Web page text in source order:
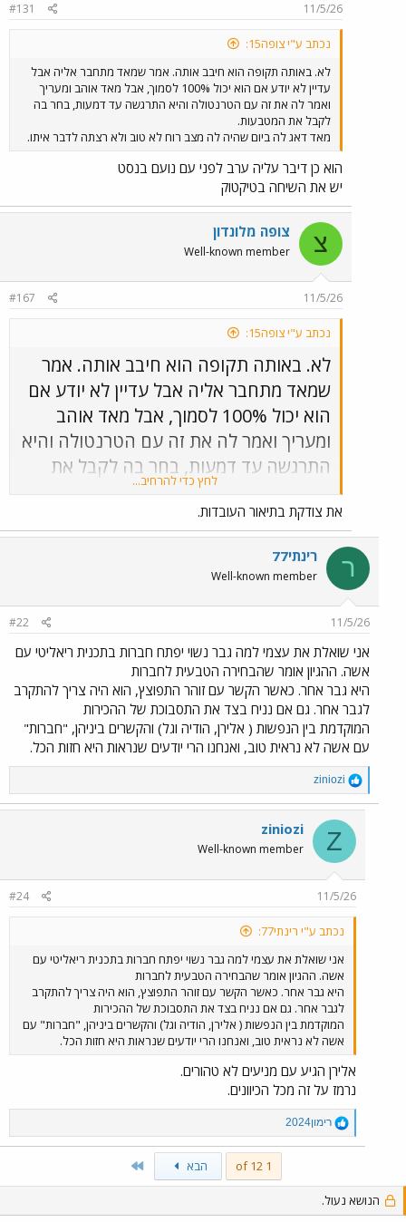
s
11/5/26
#131
נכתב ע"י צופה15:
לא. באותה תקופה הוא חיבב אותה. אמר שמאד מתחבר אליה אבל
עדיין לא יודע אם הוא יכול 100% לסמוך, אבל מאד אוהב ומעריך
ואמר לה את זה עם הטרנטולה והיא התרגשה עד דמעות, בחר בה
לקבל את המטבעות.
מאד דאג לה ביום שהיה לה מצב רוח לא טוב ולא רצתה לדבר איתו.
הוא כן דיבר עליה ערב לפני עם נועם בנסט
יש את השיחה בטיקטוק
צ צופה מלונדון
Well-known member
11/5/26
#167
נכתב ע"י צופה15:
לא. באותה תקופה הוא חיבב אותה. אמר
שמאד מתחבר אליה אבל עדיין לא יודע אם
הוא יכול 100% לסמוך, אבל מאד אוהב
ומעריך ואמר לה את זה עם הטרנטולה והיא
התרגשה עד דמעות, בחר בה לקבל את
מאד דאג לה ביום שהיה לה מצב רוח לא
טוב ולא רצתה לדבר איתו.
לחץ כדי להרחיב...
את צודקת בתיאור העובדות.
ר רינתי77
Well-known member
11/5/26
#22
אני שואלת את עצמי למה גבר נשוי יפתח חברות בתכנית ריאליטי עם
אשה. ההגיון אומר שהבחירה הטבעית לחברות
היא גבר אחר. כאשר הקשר עם זוהר התפוצץ, הוא היה צריך להתקרב
לגבר אחר. גם אם נניח בצד את התסבוכת של ההכירות
המוקדמת בין הנפשות ( אלירן, הודיה וגל) והקשרים ביניהן, "חברות"
עם אשה לא נראית טוב, ואנחנו הרי יודעים שנראות היא חזות הכל.
R
e
a
c
o
n
s
ziniozi
Z
ziniozi
Well-known member
11/5/26
#24
נכתב ע"י רינתי77:
אני שואלת את עצמי למה גבר נשוי יפתח חברות בתכנית ריאליטי עם
אשה. ההגיון אומר שהבחירה הטבעית לחברות
היא גבר אחר. כאשר הקשר עם זוהר התפוצץ, הוא היה צריך להתקרב
לגבר אחר. גם אם נניח בצד את התסבוכת של ההכירות
המוקדמת בין הנפשות ( אלירן, הודיה וגל) והקשרים ביניהן, "חברות" עם
אשה לא נראית טוב, ואנחנו הרי יודעים שנראות היא חזות הכל.
אלירן הגיע עם מניעים לא טהורים.
נרמז על זה מכל הכיוונים.
R
e
a
o
רימון2024
1 of 12 הבא
הנושא נעול.